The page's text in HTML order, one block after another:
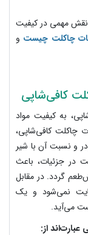
نقش مهمی در کیفیت
چاکلت چیست و
کافی‌شاپی
به کیفیت مواد
چاکلت کافی‌شاپی،
و نسبت آن با شیر
در جزئیات، باعث
گردد. در مقابل
نمی‌شود و یک
می‌آید.
از: